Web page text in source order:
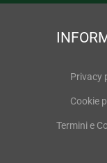
Privacy
Cookie
Termini e